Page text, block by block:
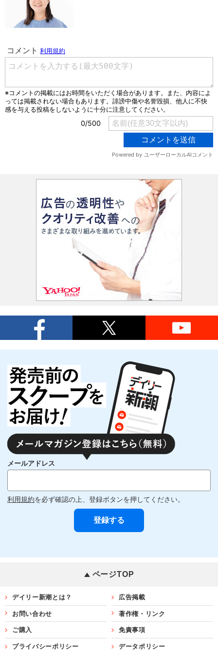
メールアドレス
利用規約を必ず確認の上、登録ボタンを押してください。
ページTOP
デイリー新潮とは？ 広告掲載
お問い合わせ 著作権・リンク
ご購入 免責事項
プライバシーポリシー データポリシー